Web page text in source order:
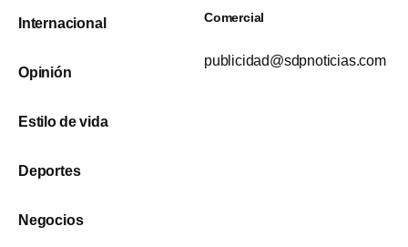
Internacional
Opinión
Estilo de vida
Deportes
Negocios
Comercial
publicidad@sdpnoticias.com